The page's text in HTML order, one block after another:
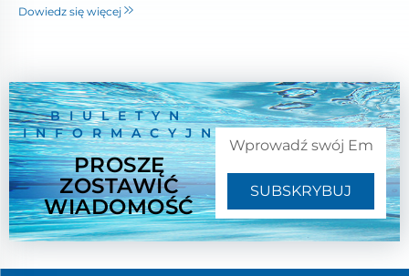
jak kompost, glony czy resztki roślinne. Takie składniki nie
Dowiedz się więcej
BIULETYN
INFORMACYJNY
PROSZĘ
ZOSTAWIĆ
WIADOMOŚĆ
SUBSKRYBUJ